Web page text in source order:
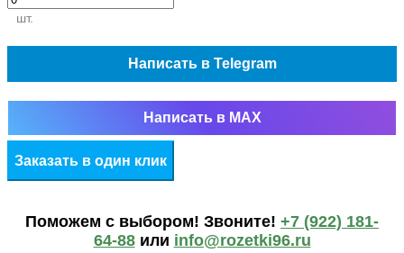
шт.
Написать в Telegram
Написать в MAX
Заказать в один клик
Поможем c выбором! Звоните! +7 (922) 181-
64-88или info@rozetki96.ru